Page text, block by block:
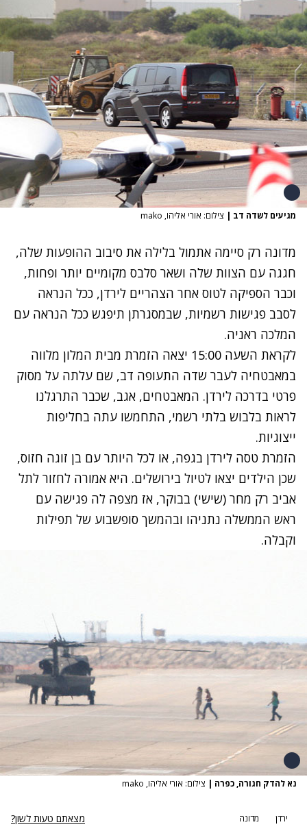
מגיעים לשדה דב | צילום: אורי אליהו, mako
מדונה רק סיימה אתמול בלילה את סיבוב ההופעות שלה,
חגגה עם הצוות שלה ושאר סלבס מקומיים יותר ופחות,
וכבר הספיקה לטוס אחר הצהריים לירדן, ככל הנראה
לסבב פגישות רשמיות, שבמסגרתן תיפגש ככל הנראה עם
המלכה ראניה.
לקראת השעה 15:00 יצאה הזמרת מבית המלון מלווה
במאבטחיה לעבר שדה התעופה דב, שם עלתה על מסוק
פרטי בדרכה לירדן. המאבטחים, אגב, שכבר התרגלנו
לראות בלבוש בלתי רשמי, התחמשו עתה בחליפות
ייצוגיות.
הזמרת טסה לירדן בגפה, או לכל היותר עם בן זוגה חזוס,
שכן הילדים יצאו לטיול בירושלים. היא אמורה לחזור לתל
אביב רק מחר (שישי) בבוקר, אז מצפה לה פגישה עם
ראש הממשלה נתניהו ובהמשך סופשבוע של תפילות
וקבלה.
נא להדק חגורה, כפרה | צילום: אורי אליהו, mako
ירדן מדונה מצאתם טעות לשון?